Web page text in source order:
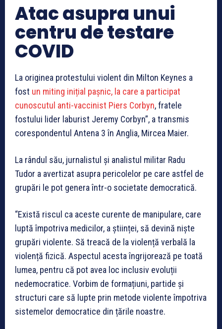
Atac asupra unui
centru de testare
COVID
La originea protestului violent din Milton Keynes a
fost un miting inițial pașnic, la care a participat
cunoscutul anti-vaccinist Piers Corbyn, fratele
fostului lider laburist Jeremy Corbyn”, a transmis
corespondentul Antena 3 în Anglia, Mircea Maier.
La rândul său, jurnalistul și analistul militar Radu
Tudor a avertizat asupra pericolelor pe care astfel de
grupări le pot genera într-o societate democratică.
“Există riscul ca aceste curente de manipulare, care
luptă împotriva medicilor, a științei, să devină niște
grupări violente. Să treacă de la violență verbală la
violență fizică. Aspectul acesta îngrijorează pe toată
lumea, pentru că pot avea loc inclusiv evoluții
nedemocratice. Vorbim de formațiuni, partide și
structuri care să lupte prin metode violente împotriva
sistemelor democratice din țările noastre.